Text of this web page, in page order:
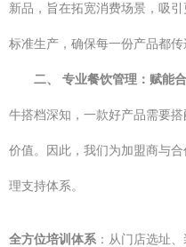
新品，旨在拓宽消费场景，吸
标准生产，确保每一份产品都传
二、 专业餐饮管理：赋能
牛搭档深知，一款好产品需要
价值。因此，我们为加盟商与
理支持体系。
全方位培训体系 ：从门店选址